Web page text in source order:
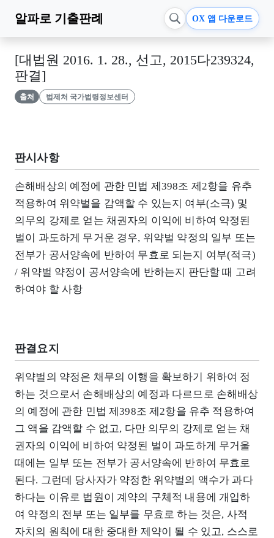
알파로 기출판례 OX 앱 다운로드
[대법원 2016. 1. 28., 선고, 2015다239324,
판결]
출처 법제처 국가법령정보센터
판시사항
손해배상의 예정에 관한 민법 제398조 제2항을 유추
적용하여 위약벌을 감액할 수 있는지 여부(소극) 및
의무의 강제로 얻는 채권자의 이익에 비하여 약정된
벌이 과도하게 무거운 경우, 위약벌 약정의 일부 또는
전부가 공서양속에 반하여 무효로 되는지 여부(적극)
/ 위약벌 약정이 공서양속에 반하는지 판단할 때 고려
하여야 할 사항
판결요지
위약벌의 약정은 채무의 이행을 확보하기 위하여 정
하는 것으로서 손해배상의 예정과 다르므로 손해배상
의 예정에 관한 민법 제398조 제2항을 유추 적용하여
그 액을 감액할 수 없고, 다만 의무의 강제로 얻는 채
권자의 이익에 비하여 약정된 벌이 과도하게 무거울
때에는 일부 또는 전부가 공서양속에 반하여 무효로
된다. 그런데 당사자가 약정한 위약벌의 액수가 과다
하다는 이유로 법원이 계약의 구체적 내용에 개입하
여 약정의 전부 또는 일부를 무효로 하는 것은, 사적
자치의 원칙에 대한 중대한 제약이 될 수 있고, 스스로